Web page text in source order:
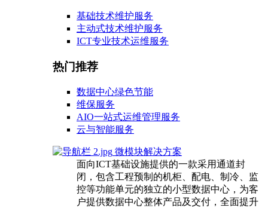
基础技术维护服务
主动式技术维护服务
ICT专业技术运维服务
热门推荐
数据中心绿色节能
维保服务
AIO一站式运维管理服务
云与智能服务
微模块解决方案
面向ICT基础设施提供的一款采用通道封
闭，包含工程预制的机柜、配电、制冷、监
控等功能单元的独立的小型数据中心，为客
户提供数据中心整体产品及交付，全面提升